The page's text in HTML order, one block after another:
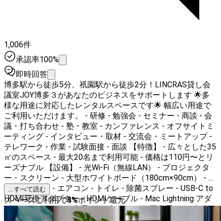
1,006件
承認率100%
即時回答
博多駅から徒歩5分、祇園駅から徒歩2分！LINCRAS貸し会
議室JOY博多３があなたのビジネスをサポートします 🌟多
様な用途に対応したレンタルスペースです🌟 幅広い用途で
ご利用いただけます。 - 研修 - 勉強会 - セミナー - 商談 - 会
議・打ち合わせ - 塾・教室 - カンファレンス - オフサイトミ
ーティング - インタビュー・取材 - 交流会・ミートアップ -
テレワーク - 作業 - 試験面接 - 面談 【特徴】 - 広々とした35
㎡のスペース - 最大20名まで利用可能 - 価格は110円〜とリ
ーズナブル 【設備】 - 光Wi-Fi（無線LAN） - プロジェクタ
ー・スクリーン - 大型ホワイトボード（180cm×90cm） - テ
ーブル - 椅子 - エアコン - トイレ - 除菌スプレー - USB-C to
HDMI変換アダプター - HDMIケーブル - Mac Lightning アダ
プター - USB typeC充電ケーブル - iphone用充電ケーブル -
...すべて読む
スペースご利用で3%ポイント還元